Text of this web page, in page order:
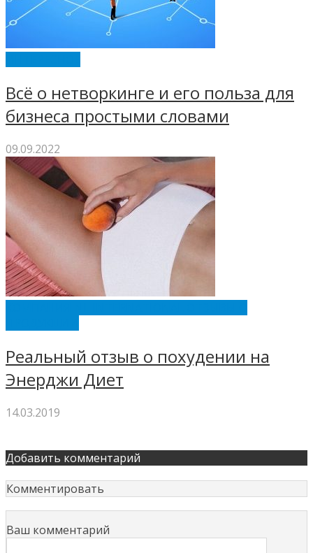
Всё о нетворкинге и его польза для
бизнеса простыми словами
09.09.2022
Реальный отзыв о похудении на
Энерджи Диет
14.03.2019
Добавить комментарий
Комментировать
Ваш комментарий